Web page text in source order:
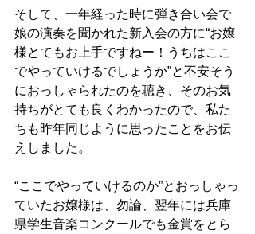
そして、一年経った時に弾き合い会で
娘の演奏を聞かれた新入会の方に“お嬢
様とてもお上手ですねー！うちはここ
でやっていけるでしょうか”と不安そう
におっしゃられたのを聴き、そのお気
持ちがとても良くわかったので、私た
ちも昨年同じように思ったことをお伝
えしました。
“ここでやっていけるのか”とおっしゃっ
ていたお嬢様は、勿論、翌年には兵庫
県学生音楽コンクールでも金賞をとら